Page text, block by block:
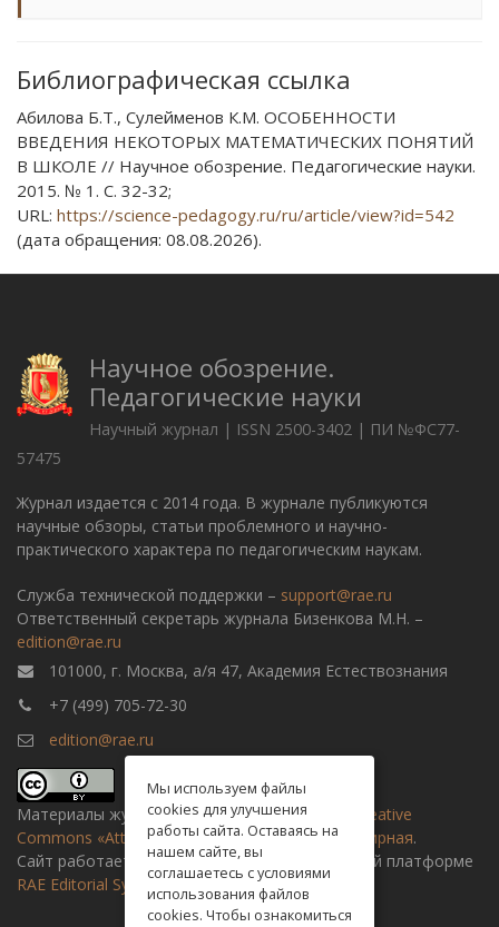
Библиографическая ссылка
Абилова Б.Т., Сулейменов К.М. ОСОБЕННОСТИ
ВВЕДЕНИЯ НЕКОТОРЫХ МАТЕМАТИЧЕСКИХ ПОНЯТИЙ
В ШКОЛЕ // Научное обозрение. Педагогические науки.
2015. № 1. С. 32-32;
URL: https://science-pedagogy.ru/ru/article/view?id=542
(дата обращения: 08.08.2026).
Научное обозрение.
Педагогические науки
Научный журнал | ISSN 2500-3402 | ПИ №ФС77-
57475
Журнал издается с 2014 года. В журнале публикуются
научные обзоры, статьи проблемного и научно-
практического характера по педагогическим наукам.
Служба технической поддержки – support@rae.ru
Ответственный секретарь журнала Бизенкова М.Н. –
edition@rae.ru
101000, г. Москва, а/я 47, Академия Естествознания
+7 (499) 705-72-30
edition@rae.ru
Материалы журнала доступны полицензии Creative
Commons «Attribution» («Атрибуция») 4.0 Всемирная.
Сайт работает на универсальной издательской платформе
RAE Editorial System
Мы используем файлы
cookies для улучшения
работы сайта. Оставаясь на
нашем сайте, вы
соглашаетесь с условиями
использования файлов
cookies. Чтобы ознакомиться